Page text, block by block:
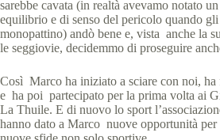
sarebbe cavata (in realtà avevamo notato
equilibrio e di senso del pericolo quando
monopattino) andò bene e, vista anche la
le seggiovie, decidemmo di proseguire
Così Marco ha iniziato a sciare con noi, ha
e ha poi partecipato per la prima volta ai
La Thuile. E di nuovo lo sport
hanno dato a Marco nuove opportunità